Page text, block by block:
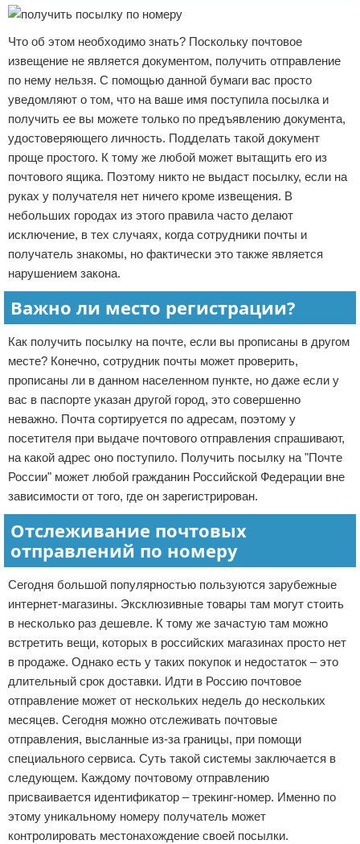
Что об этом необходимо знать? Поскольку почтовое
извещение не является документом, получить отправление
по нему нельзя. С помощью данной бумаги вас просто
уведомляют о том, что на ваше имя поступила посылка и
получить ее вы можете только по предъявлению документа,
удостоверяющего личность. Подделать такой документ
проще простого. К тому же любой может вытащить его из
почтового ящика. Поэтому никто не выдаст посылку, если на
руках у получателя нет ничего кроме извещения. В
небольших городах из этого правила часто делают
исключение, в тех случаях, когда сотрудники почты и
получатель знакомы, но фактически это также является
нарушением закона.
Важно ли место регистрации?
Как получить посылку на почте, если вы прописаны в другом
месте? Конечно, сотрудник почты может проверить,
прописаны ли в данном населенном пункте, но даже если у
вас в паспорте указан другой город, это совершенно
неважно. Почта сортируется по адресам, поэтому у
посетителя при выдаче почтового отправления спрашивают,
на какой адрес оно поступило. Получить посылку на "Почте
России" может любой гражданин Российской Федерации вне
зависимости от того, где он зарегистрирован.
Отслеживание почтовых
отправлений по номеру
Сегодня большой популярностью пользуются зарубежные
интернет-магазины. Эксклюзивные товары там могут стоить
в несколько раз дешевле. К тому же зачастую там можно
встретить вещи, которых в российских магазинах просто нет
в продаже. Однако есть у таких покупок и недостаток – это
длительный срок доставки. Идти в Россию почтовое
отправление может от нескольких недель до нескольких
месяцев. Сегодня можно отслеживать почтовые
отправления, высланные из-за границы, при помощи
специального сервиса. Суть такой системы заключается в
следующем. Каждому почтовому отправлению
присваивается идентификатор – трекинг-номер. Именно по
этому уникальному номеру получатель может
контролировать местонахождение своей посылки.